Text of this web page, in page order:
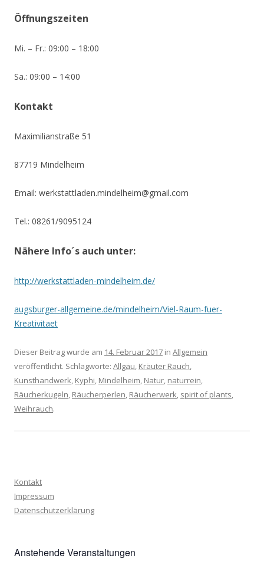
Öffnungszeiten
Mi. – Fr.: 09:00 – 18:00
Sa.: 09:00 – 14:00
Kontakt
Maximilianstraße 51
87719 Mindelheim
Email: werkstattladen.mindelheim@gmail.com
Tel.: 08261/9095124
Nähere Info´s auch unter:
http://werkstattladen-mindelheim.de/
augsburger-allgemeine.de/mindelheim/Viel-Raum-fuer-
Kreativitaet
Dieser Beitrag wurde am 14. Februar 2017 in Allgemein
veröffentlicht. Schlagworte: Allgäu, Kräuter Rauch,
Kunsthandwerk, Kyphi, Mindelheim, Natur, naturrein,
Räucherkugeln, Räucherperlen, Räucherwerk, spirit of plants,
Weihrauch.
Kontakt
Impressum
Datenschutzerklärung
Anstehende Veranstaltungen